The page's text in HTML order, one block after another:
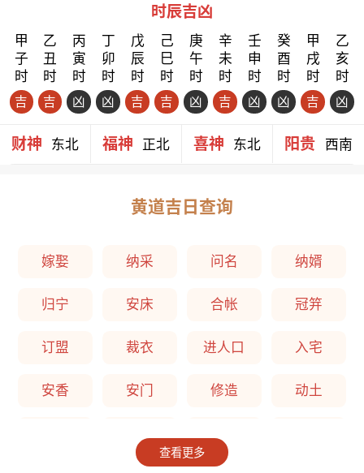
时辰吉凶
甲
子
时
吉
乙
丑
时
吉
丙
寅
时
凶
丁
卯
时
凶
戊
辰
时
吉
己
巳
时
吉
庚
午
时
凶
辛
未
时
吉
壬
申
时
凶
癸
酉
时
凶
甲
戌
时
吉
乙
亥
时
凶
财神 东北 福神 正北 喜神 东北 阳贵 西南
黄道吉日查询
嫁娶 纳采 问名 纳婿
归宁 安床 合帐 冠笄
订盟 裁衣 进人口 入宅
安香 安门 修造 动土
查看更多